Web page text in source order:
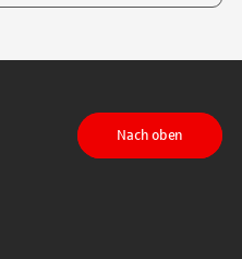
TikTokauf LinkedIn
Nach oben